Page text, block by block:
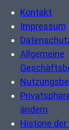
Kontakt
Impressum
Allgemeine
ändern
Historie der